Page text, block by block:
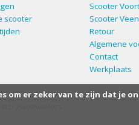
scooter
Scooter
Scooter
Retour
Algemene
Contact
Werkplaats
om er zeker van te zijn dat je